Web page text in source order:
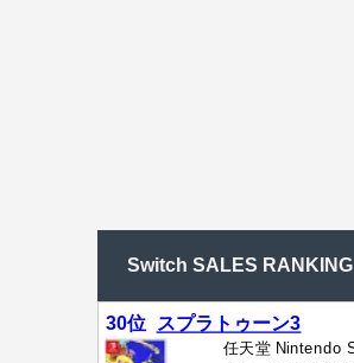
Switch SALES RANKING